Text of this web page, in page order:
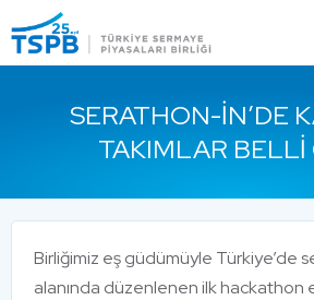
Close
SERATHON-IN’DE
TAKIMLAR BELLI
Birliğimiz eş güdümüyle Türkiye’de
alanında düzenlenen ilk hackathon